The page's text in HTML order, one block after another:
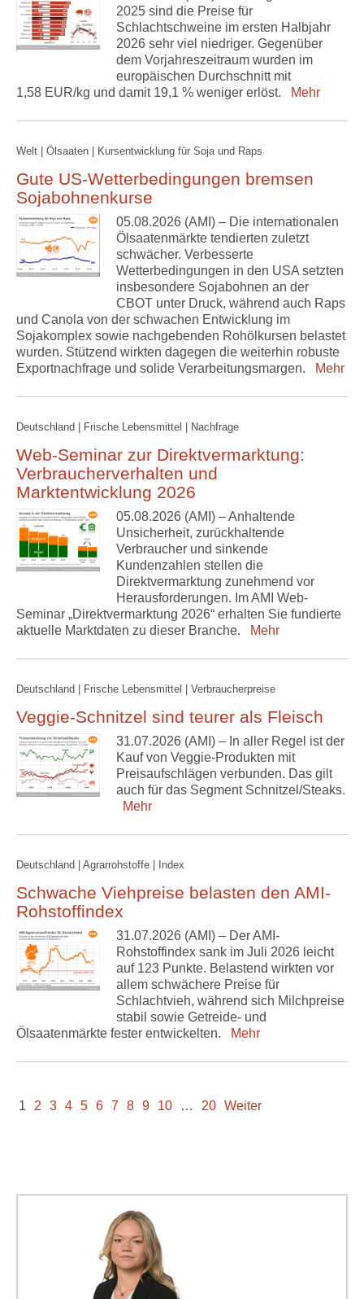
2025 sind die Preise für
Schlachtschweine im ersten Halbjahr
2026 sehr viel niedriger. Gegenüber
dem Vorjahreszeitraum wurden im
europäischen Durchschnitt mit
1,58 EUR/kg und damit 19,1 % weniger erlöst.
Mehr
Welt | Ölsaaten | Kursentwicklung für Soja und Raps
Gute US-Wetterbedingungen bremsen
Sojabohnenkurse
05.08.2026 (AMI) – Die internationalen
Ölsaatenmärkte tendierten zuletzt
schwächer. Verbesserte
Wetterbedingungen in den USA setzten
insbesondere Sojabohnen an der
CBOT unter Druck, während auch Raps
und Canola von der schwachen Entwicklung im
Sojakomplex sowie nachgebenden Rohölkursen belastet
wurden. Stützend wirkten dagegen die weiterhin robuste
Exportnachfrage und solide Verarbeitungsmargen.
Mehr
Deutschland | Frische Lebensmittel | Nachfrage
Web-Seminar zur Direktvermarktung:
Verbraucherverhalten und
Marktentwicklung 2026
05.08.2026 (AMI) – Anhaltende
Unsicherheit, zurückhaltende
Verbraucher und sinkende
Kundenzahlen stellen die
Direktvermarktung zunehmend vor
Herausforderungen. Im AMI Web-
Seminar „Direktvermarktung 2026“ erhalten Sie fundierte
aktuelle Marktdaten zu dieser Branche.
Mehr
Deutschland | Frische Lebensmittel | Verbraucherpreise
Veggie-Schnitzel sind teurer als Fleisch
31.07.2026 (AMI) – In aller Regel ist der
Kauf von Veggie-Produkten mit
Preisaufschlägen verbunden. Das gilt
auch für das Segment Schnitzel/Steaks.
Mehr
Deutschland | Agrarrohstoffe | Index
Schwache Viehpreise belasten den AMI-
Rohstoffindex
31.07.2026 (AMI) – Der AMI-
Rohstoffindex sank im Juli 2026 leicht
auf 123 Punkte. Belastend wirkten vor
allem schwächere Preise für
Schlachtvieh, während sich Milchpreise
stabil sowie Getreide- und
Ölsaatenmärkte fester entwickelten.
Mehr
1 2 3 4 5 6 7 8 9 10 … 20 Weiter